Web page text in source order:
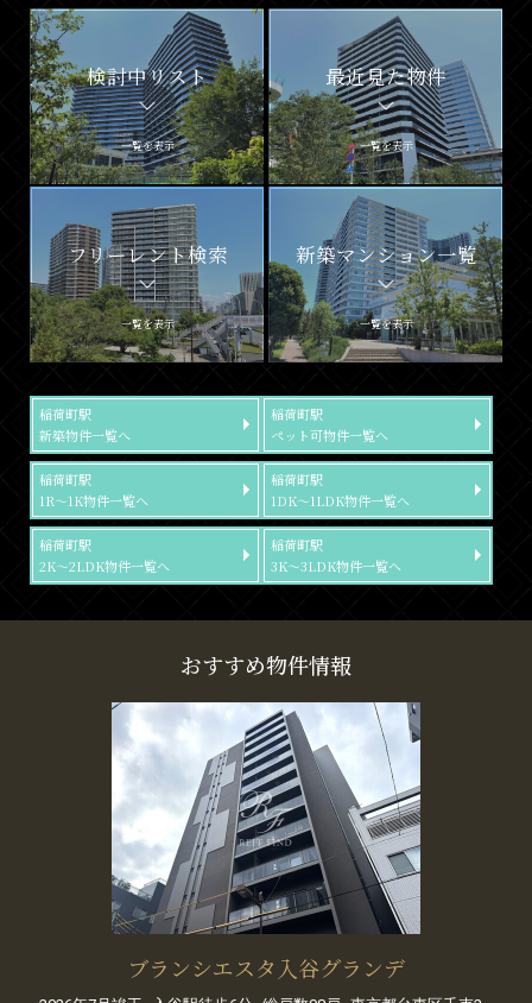
検討中リスト
一覧を表示
最近見た物件
一覧を表示
フリーレント検索
一覧を表示
新築マンション一覧
一覧を表示
稲荷町駅
新築物件一覧へ
稲荷町駅
ペット可物件一覧へ
稲荷町駅
1R～1K物件一覧へ
稲荷町駅
1DK～1LDK物件一覧へ
稲荷町駅
2K～2LDK物件一覧へ
稲荷町駅
3K～3LDK物件一覧へ
おすすめ物件情報
ブランシエスタ入谷グランデ